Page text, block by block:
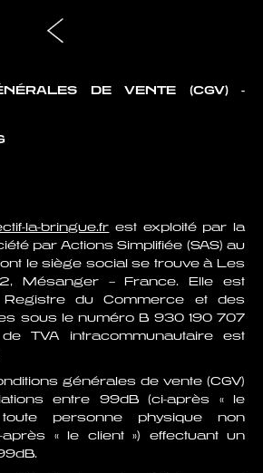
DE VENTE (CGV) -
la-bringue.fr est exploité par la
par Actions Simplifiée (SAS) au
le siège social se trouve à Les
Mésanger – France. Elle est
Registre du Commerce et des
sous le numéro B 930 190 707
TVA intracommunautaire est
générales de vente (CGV)
entre 99dB (ci-après « le
personne physique non
« le client ») effectuant un